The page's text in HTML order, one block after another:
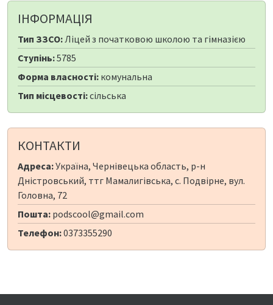
ІНФОРМАЦІЯ
Тип ЗЗСО:Ліцей з початковою школою та гімназією
Ступінь:5785
Форма власності: комунальна
Тип місцевості:сільська
КОНТАКТИ
Адреса:Україна, Чернівецька область, р-н
Дністровський, ттг Мамалигівська, с. Подвірне, вул.
Головна, 72
Пошта: podscool@gmail.com
Телефон:0373355290